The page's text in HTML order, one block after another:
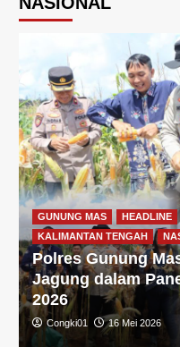
GUNUNG MAS HEADLINE
KALIMANTAN TENGAH
Polres Gunung
Jagung dalam
2026
Congki01 16 Mei 2026